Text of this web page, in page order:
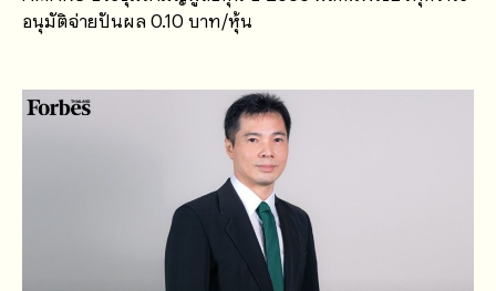
อนุมัติจ่ายปันผล 0.10 บาท/หุ้น